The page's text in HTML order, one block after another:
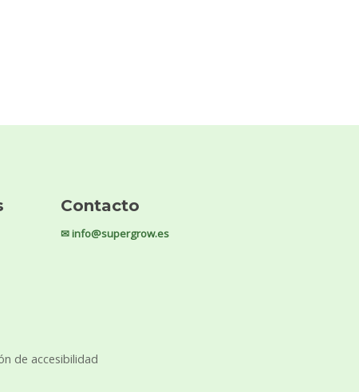
Contacto
✉ info@supergrow.es
de accesibilidad